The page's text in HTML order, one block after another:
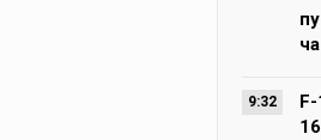
9:32
F-